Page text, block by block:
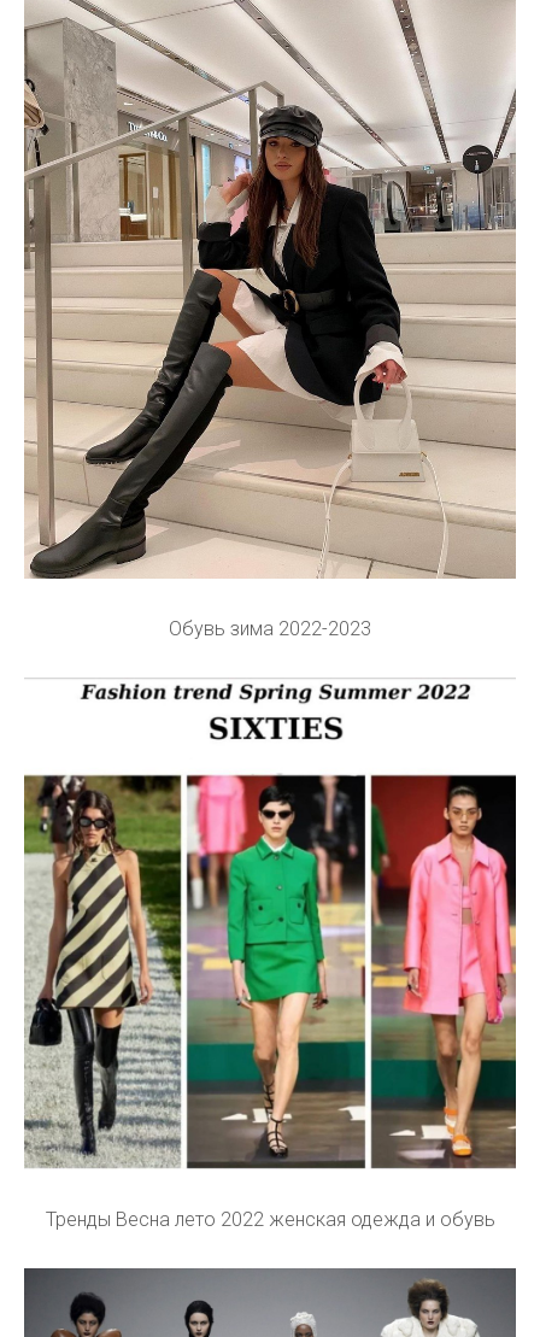
Обувь зима 2022-2023
Тренды Весна лето 2022 женская одежда и обувь